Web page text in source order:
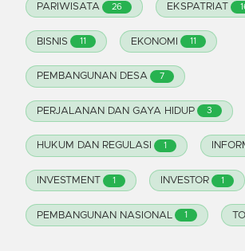
PARIWISATA 26 EKSPATRIAT
BISNIS 11 EKONOMI 11
PEMBANGUNAN DESA 7
PERJALANAN DAN GAYA HIDUP 3
HUKUM DAN REGULASI 1
INVESTMENT 1 INVESTOR 1
PEMBANGUNAN NASIONAL 1